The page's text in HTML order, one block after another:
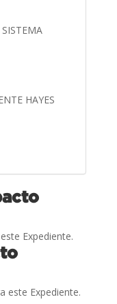
HAYES
Expediente.
este Expediente.